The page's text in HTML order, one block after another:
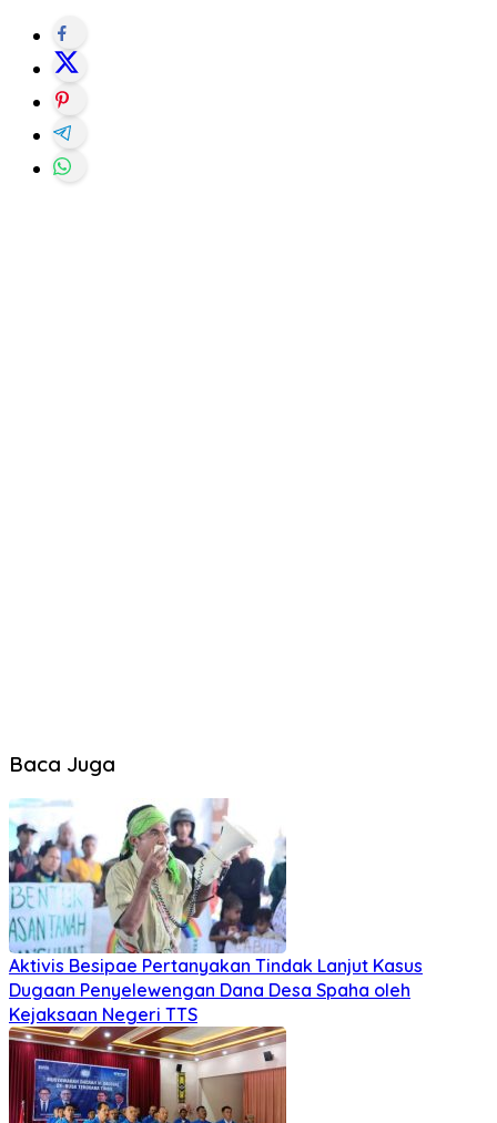
Baca Juga
Aktivis Besipae Pertanyakan Tindak Lanjut Kasus
Dugaan Penyelewengan Dana Desa Spaha oleh
Kejaksaan Negeri TTS